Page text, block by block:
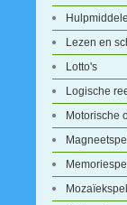
Lezen en
Lotto's
Logische
Motorische